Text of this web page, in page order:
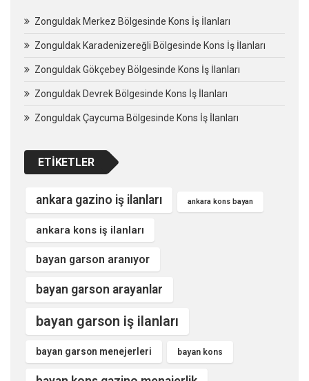
Zonguldak Merkez Bölgesinde Kons İş İlanları
Zonguldak Karadenizereğli Bölgesinde Kons İş İlanları
Zonguldak Gökçebey Bölgesinde Kons İş İlanları
Zonguldak Devrek Bölgesinde Kons İş İlanları
Zonguldak Çaycuma Bölgesinde Kons İş İlanları
ETIKETLER
ankara gazino iş ilanları ankara kons bayan
ankara kons iş ilanları
bayan garson aranıyor
bayan garson arayanlar
bayan garson iş ilanları
bayan garson menejerleri bayan kons